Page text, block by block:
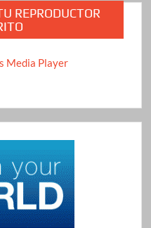
REPRODUCTOR